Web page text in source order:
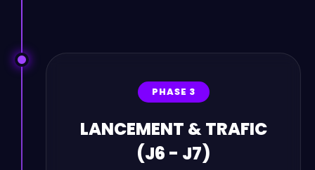
PHASE 3
LANCEMENT & TRAFIC
(J6 - J7)